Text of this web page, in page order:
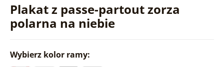
Plakat z passe-partout zorza
polarna na niebie
Wybierz kolor ramy: